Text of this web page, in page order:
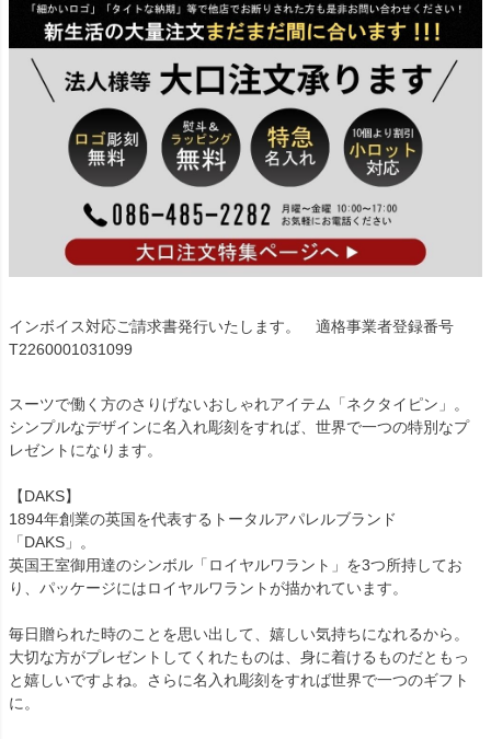
インボイス対応ご請求書発行いたします。 適格事業者登録番号
T2260001031099
スーツで働く方のさりげないおしゃれアイテム「ネクタイピン」。
シンプルなデザインに名入れ彫刻をすれば、世界で一つの特別なプ
レゼントになります。
【DAKS】
1894年創業の英国を代表するトータルアパレルブランド
「DAKS」。
英国王室御用達のシンボル「ロイヤルワラント」を3つ所持してお
り、パッケージにはロイヤルワラントが描かれています。
毎日贈られた時のことを思い出して、嬉しい気持ちになれるから。
大切な方がプレゼントしてくれたものは、身に着けるものだともっ
と嬉しいですよね。さらに名入れ彫刻をすれば世界で一つのギフト
に。